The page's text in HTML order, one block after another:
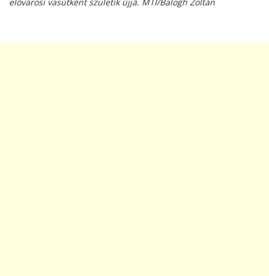
elővárosi vasútként születik újjá. MTI/Balogh Zoltán